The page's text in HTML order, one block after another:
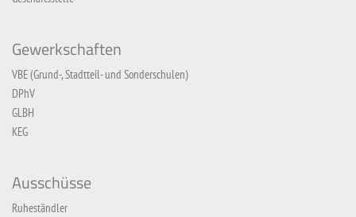
Gewerkschaften
VBE (Grund-, Stadtteil- und Sonderschulen)
DPhV
GLBH
KEG
Ausschüsse
Ruheständler